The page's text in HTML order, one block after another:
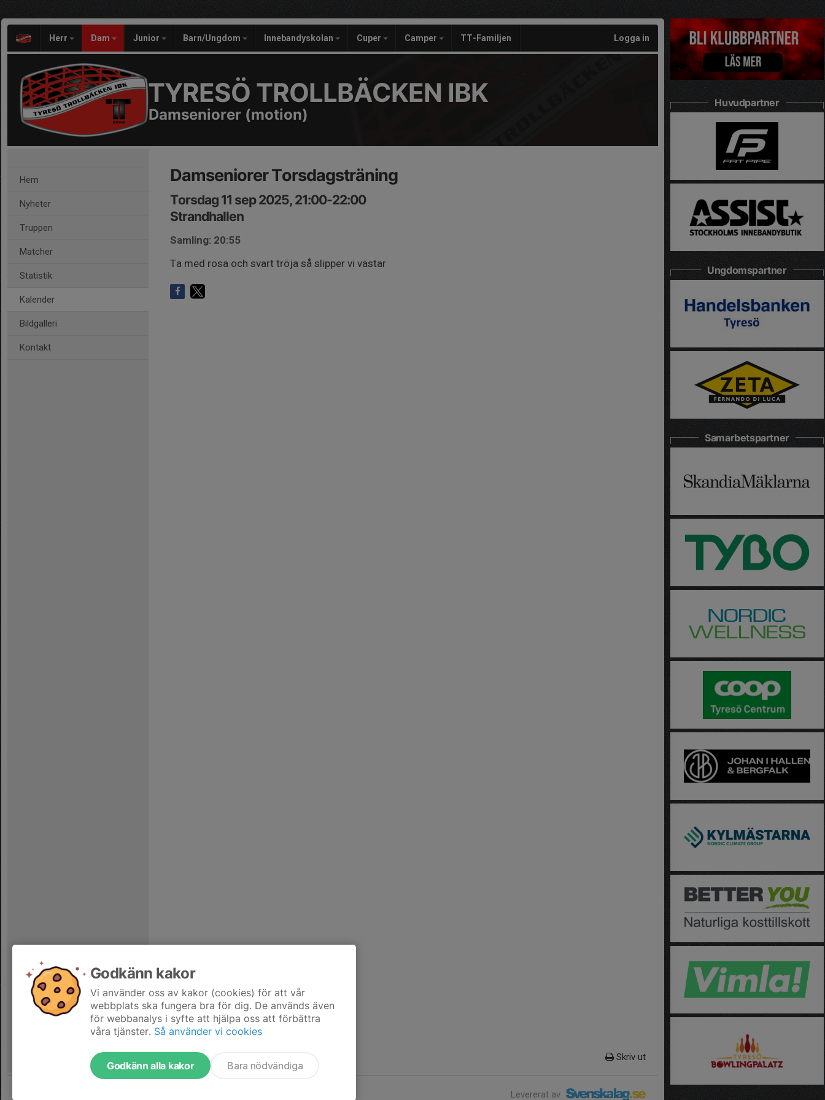
Herr Dam Junior Barn/Ungdom Innebandyskolan Cuper Camper TT-Familjen Logga in
TYRESÖ TROLLBÄCKEN IBK
Damseniorer (motion)
Hem
Nyheter
Truppen
Matcher
Statistik
Kalender
Bildgalleri
Kontakt
Damseniorer Torsdagsträning
Torsdag 11 sep 2025, 21:00-22:00
Strandhallen
Samling: 20:55
Ta med rosa och svart tröja så slipper vi västar
Skriv ut
Levererat av
Huvudpartner
Ungdomspartner
Samarbetspartner
Godkänn kakor
Vi använder oss av kakor (cookies) för att vår
webbplats ska fungera bra för dig. De används även
för webbanalys i syfte att hjälpa oss att förbättra
våra tjänster. Så använder vi cookies
Godkänn alla kakor Bara nödvändiga